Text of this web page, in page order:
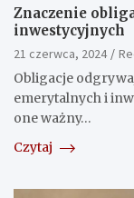
Znaczenie
inwestycyjnych
21 czerwca, 2024
Obligacje
emerytalnych i
one ważny…
Czytaj